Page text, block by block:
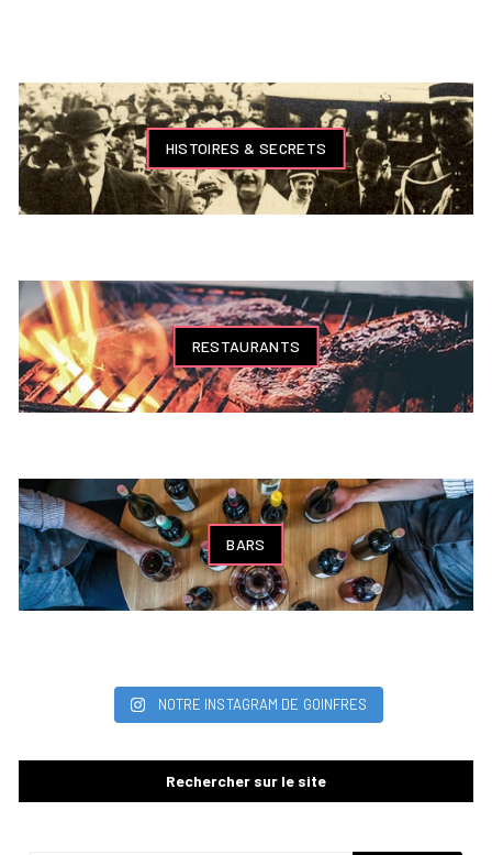
HISTOIRES & SECRETS
RESTAURANTS
BARS
NOTRE INSTAGRAM DE GOINFRES
Rechercher sur le site